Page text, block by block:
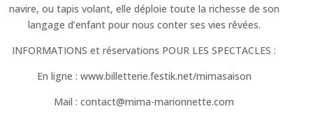
navire, ou tapis volant, elle déploie toute la richesse de son
langage d’enfant pour nous conter ses vies rêvées.
INFORMATIONSet réservations POUR LES SPECTACLES :
En ligne : www.billetterie.festik.net/mimasaison
Mail : contact@mima-marionnette.com